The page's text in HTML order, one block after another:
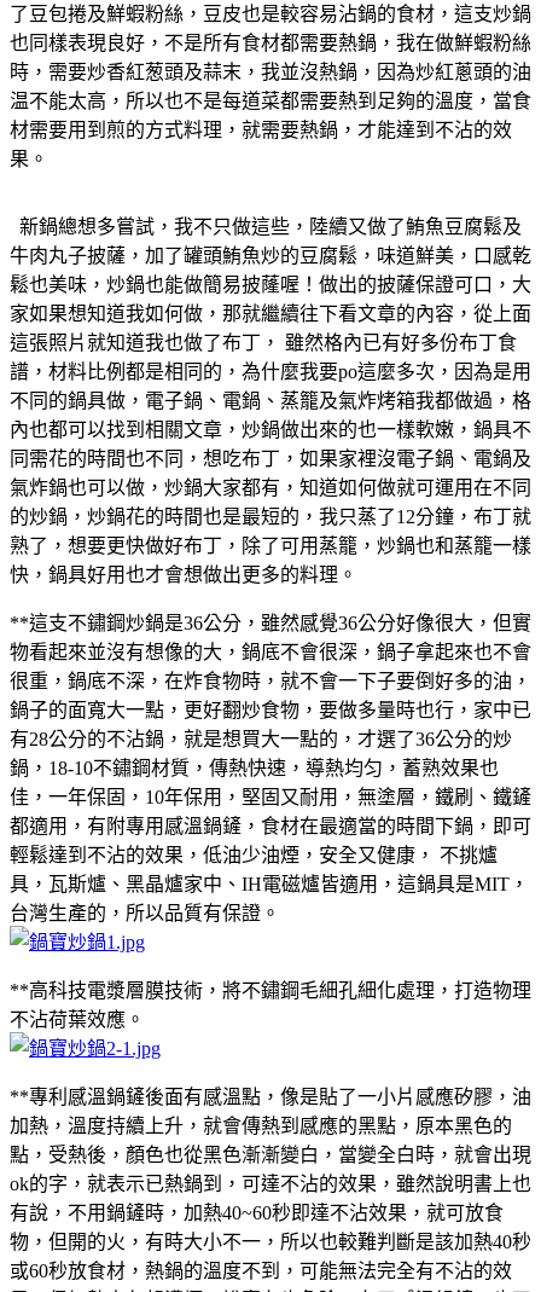
了豆包捲及鮮蝦粉絲，豆皮也是較容易沾鍋的食材，這支炒鍋
也同樣表現良好，不是所有食材都需要熱鍋，我在做鮮蝦粉絲
時，需要炒香紅葱頭及蒜末，我並沒熱鍋，因為炒紅蔥頭的油
温不能太高，所以也不是每道菜都需要熱到足夠的溫度，當食
材需要用到煎的方式料理，就需要熱鍋，才能達到不沾的效
果。
新鍋總想多嘗試，我不只做這些，陸續又做了鮪魚豆腐鬆及
牛肉丸子披薩，加了罐頭鮪魚炒的豆腐鬆，味道鮮美，口感乾
鬆也美味，炒鍋也能做簡易披蕯喔！做出的披薩保證可口，大
家如果想知道我如何做，那就繼續往下看文章的內容，從上面
這張照片就知道我也做了布丁， 雖然格內已有好多份布丁食
譜，材料比例都是相同的，為什麼我要po這麼多次，因為是用
不同的鍋具做，電子鍋、電鍋、蒸籠及氣炸烤箱我都做過，格
內也都可以找到相關文章，炒鍋做出來的也一樣軟嫩，鍋具不
同需花的時間也不同，想吃布丁，如果家裡沒電子鍋、電鍋及
氣炸鍋也可以做，炒鍋大家都有，知道如何做就可運用在不同
的炒鍋，炒鍋花的時間也是最短的，我只蒸了12分鐘，布丁就
熟了，想要更快做好布丁，除了可用蒸籠，炒鍋也和蒸籠一樣
快，鍋具好用也才會想做出更多的料理。
**這支不鏽鋼炒鍋是36公分，雖然感覺36公分好像很大，但實
物看起來並沒有想像的大，鍋底不會很深，鍋子拿起來也不會
很重，鍋底不深，在炸食物時，就不會一下子要倒好多的油，
鍋子的面寬大一點，更好翻炒食物，要做多量時也行，家中已
有28公分的不沾鍋，就是想買大一點的，才選了36公分的炒
鍋，18-10不鏽鋼材質，傳熱快速，導熱均匀，蓄熟效果也
佳，一年保固，10年保用，堅固又耐用，無塗層，鐵刷、鐵鏟
都適用，有附專用感溫鍋鏟，食材在最適當的時間下鍋，即可
輕鬆達到不沾的效果，低油少油煙，安全又健康， 不挑爐
具，瓦斯爐、黑晶爐家中、IH電磁爐皆適用，這鍋具是MIT，
台灣生產的，所以品質有保證。
**高科技電漿層膜技術，將不鏽鋼毛細孔細化處理，打造物理
不沾荷葉效應。
**專利感溫鍋鏟後面有感溫點，像是貼了一小片感應矽膠，油
加熱，溫度持續上升，就會傳熱到感應的黑點，原本黑色的
點，受熱後，顏色也從黑色漸漸變白，當變全白時，就會出現
ok的字，就表示已熱鍋到，可達不沾的效果，雖然說明書上也
有說，不用鍋鏟時，加熱40~60秒即達不沾效果，就可放食
物，但開的火，有時大小不一，所以也較難判斷是該加熱40秒
或60秒放食材，熱鍋的溫度不到，可能無法完全有不沾的效